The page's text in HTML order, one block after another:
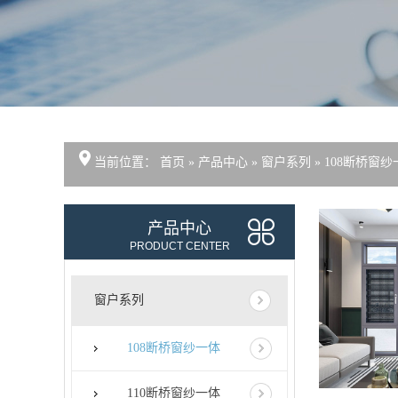
当前位置： 首页 » 产品中心 » 窗户系列 » 108断桥窗纱
产品中心
PRODUCT CENTER
窗户系列
108断桥窗纱一体
110断桥窗纱一体